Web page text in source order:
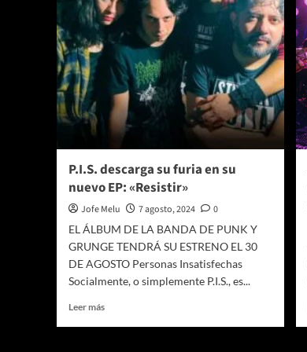
P.I.S. descarga su furia en su
nuevo EP: «Resistir»
Jofe Melu 7 agosto, 2024
0
EL ÁLBUM DE LA BANDA DE PUNK Y
GRUNGE TENDRÁ SU ESTRENO EL 30
DE AGOSTO Personas Insatisfechas
Socialmente, o simplemente P.I.S., es...
Leer másLeer